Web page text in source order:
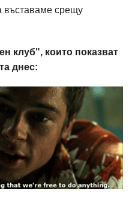
въставаме срещу
клуб", които показват
днес: